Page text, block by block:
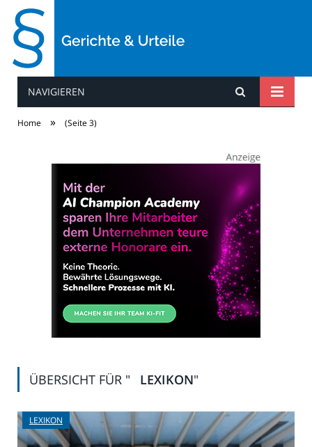
Gerichte & Urteile
NAVIGIEREN
Home » (Seite 3)
ÜBERSICHT FÜR " LEXIKON"
LEXIKON